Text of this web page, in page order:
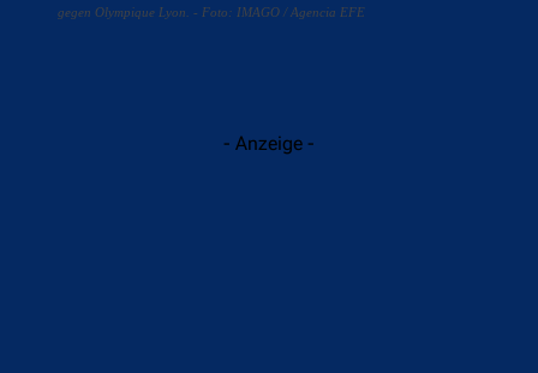
gegen Olympique Lyon. - Foto: IMAGO / Agencia EFE
- Anzeige -